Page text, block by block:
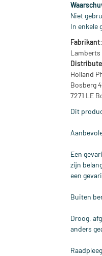
Niet
In enkele
Fabrikant:
Lamberts
Holland
Bosberg
7271 LE
Dit
Een
zijn
een
Buiten
Droog,
anders